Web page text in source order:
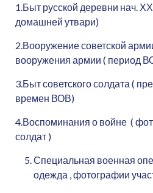
1.Быт русской деревни нач.
домашней утвари)
2.Вооружение советской
вооружения армии ( период
3.Быт советского солдата (
времен ВОВ)
4.Воспоминания о войне (
солдат )
Специальная военная
одежда , фотографии